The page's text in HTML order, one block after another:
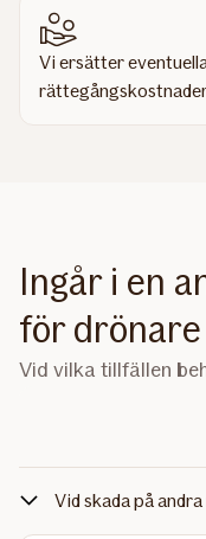
Vi ersätter
Ingår i en
för drönare
Vid vilka tillfällen
Vid skada på